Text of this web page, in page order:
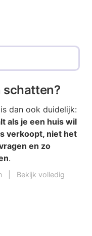
schatten?
dan ook duidelijk:
als je een huis wil
verkoopt, niet het
en zo
.
Bekijk volledig